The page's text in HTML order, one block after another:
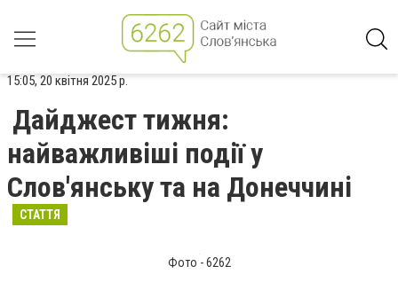
15:05, 20 квітня 2025 р.
Дайджест тижня:
найважливіші події у
Слов'янську та на Донеччині
СТАТТЯ
Фото - 6262